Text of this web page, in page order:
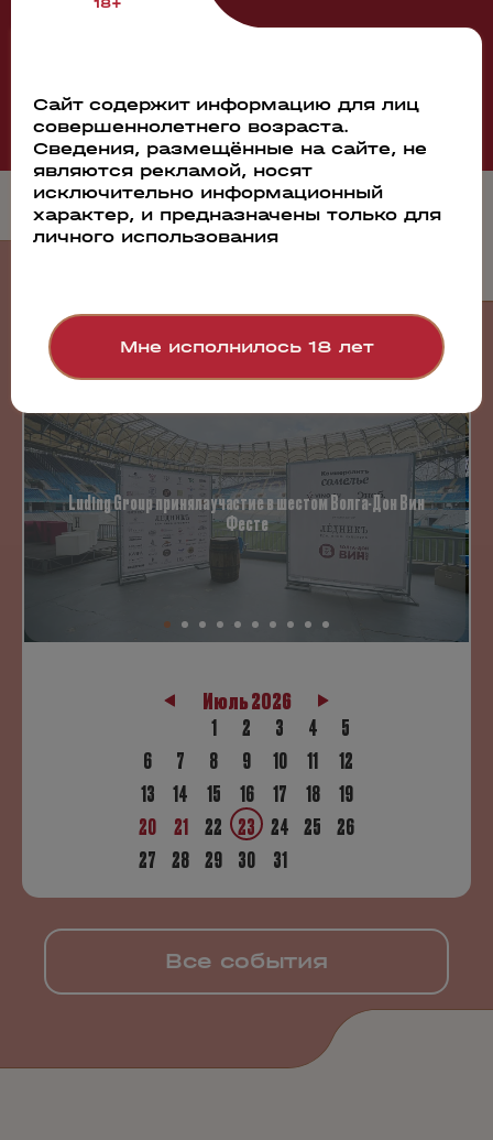
Luding Group приняла участие в шестом Волга-Дон Вин
Фесте
Июль 2026
1
2 3 4
5
6
7 8 9 10 11
12
13
14 15 16 17 18
19
20
21 22 23 24 25 26
27 28 29 30 31
Все события
18+
Сайт содержит информацию для лиц
совершеннолетнего возраста.
Сведения, размещённые на сайте, не
являются рекламой, носят
исключительно информационный
характер, и предназначены только для
личного использования
Мне исполнилось 18 лет